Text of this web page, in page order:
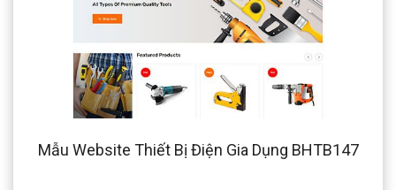
Mẫu Website Thiết Bị Điện Gia Dụng BHTB147